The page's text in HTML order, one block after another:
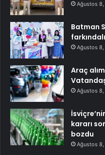
Ağustos
Batman
Ağustos
Araç
Ağustos
kararı
bozdu
Ağustos